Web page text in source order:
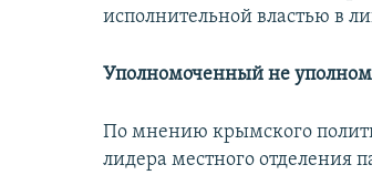
исполнительной властью в
Уполномоченный не
По мнению крымского
лидера местного отделения